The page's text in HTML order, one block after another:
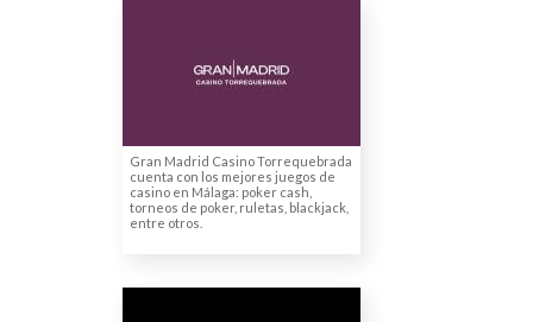
Gran Madrid Casino Torrequebrada
cuenta con los mejores juegos de
casino en Málaga: poker cash,
torneos de poker, ruletas, blackjack,
entre otros.
Traducción de página web